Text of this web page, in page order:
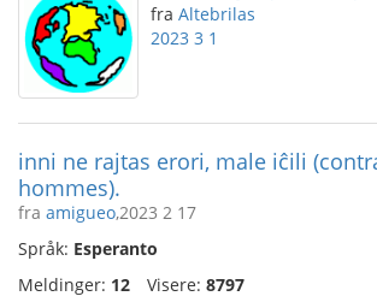
fra Altebrilas
2023 3 1
inni ne rajtas erori, male iĉili
hommes).
fra amigueo,2023 2 17
Språk: Esperanto
Meldinger: 12 Visere: 8797